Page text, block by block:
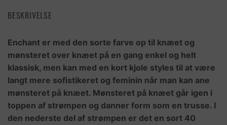
BESKRIVELSE
Enchant er med den sorte farve op til knæet og
mønsteret over knæet på en gang enkel og helt
klassisk, men kan med en kort kjole styles til at være
langt mere sofistikeret og feminin når man kan ane
mønsteret på knæet. Mønsteret på knæet går igen i
toppen af strømpen og danner form som en trusse. I
den nederste del af strømpen er det en sort 40